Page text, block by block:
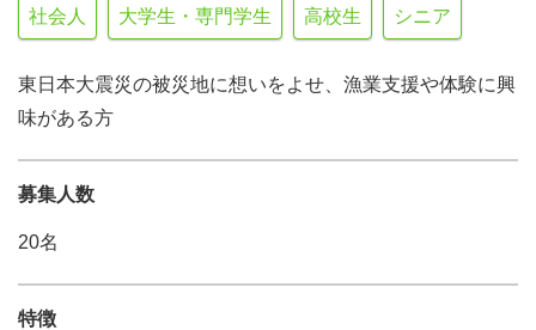
社会人 大学生・専門学生 高校生 シニア
東日本大震災の被災地に想いをよせ、漁業支援や体験に興
味がある方
募集人数
20名
特徴